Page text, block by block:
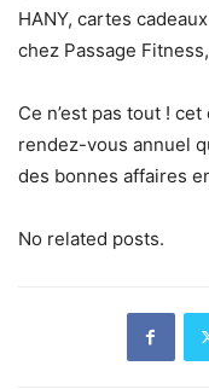
HANY, cartes
chez Passage
Ce n’est pas tout !
rendez-vous annuel
des bonnes affaires
No related posts.